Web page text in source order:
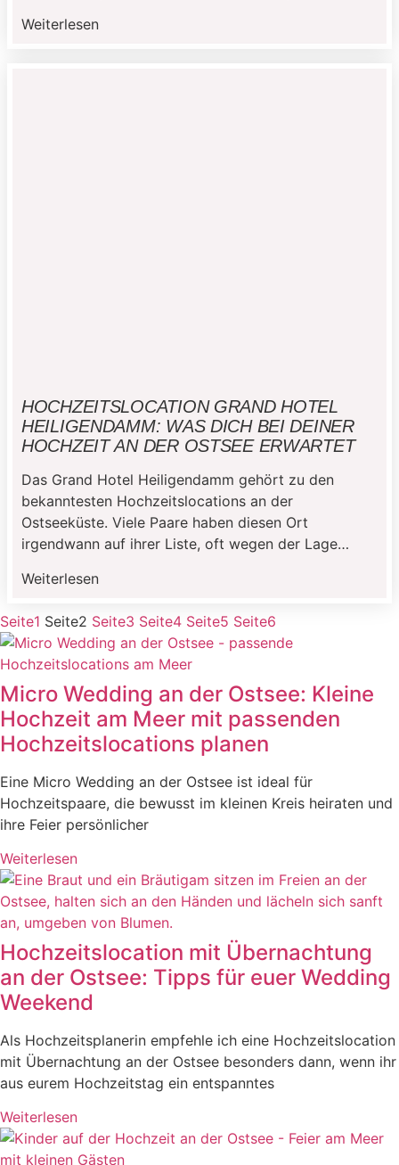
Vorgaben beeinflussen den Ablauf stärker als bei
Weiterlesen
HOCHZEITSLOCATION GRAND HOTEL
HEILIGENDAMM: WAS DICH BEI DEINER
HOCHZEIT AN DER OSTSEE ERWARTET
Das Grand Hotel Heiligendamm gehört zu den
bekanntesten Hochzeitslocations an der
Ostseeküste. Viele Paare haben diesen Ort
irgendwann auf ihrer Liste, oft wegen der Lage
dabei schnell passiert: Die Location wird auf ihre
weißen Gebäude, das Gesamtbild. Alles richtig […]
Weiterlesen
Seite1 Seite2 Seite3 Seite4 Seite5 Seite6
Micro Wedding an der Ostsee: Kleine
Hochzeit am Meer mit passenden
Hochzeitslocations planen
Eine Micro Wedding an der Ostsee ist ideal für
Hochzeitspaare, die bewusst im kleinen Kreis heiraten und
ihre Feier persönlicher
Weiterlesen
Hochzeitslocation mit Übernachtung
an der Ostsee: Tipps für euer Wedding
Weekend
Als Hochzeitsplanerin empfehle ich eine Hochzeitslocation
mit Übernachtung an der Ostsee besonders dann, wenn ihr
aus eurem Hochzeitstag ein entspanntes
Weiterlesen